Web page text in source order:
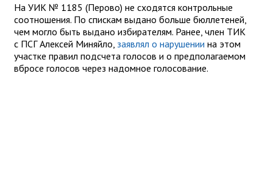
На УИК № 1185 (Перово) не сходятся контрольные
соотношения. По спискам выдано больше бюллетеней,
чем могло быть выдано избирателям. Ранее, член ТИК
с ПСГ Алексей Миняйло, заявлял о нарушении на этом
участке правил подсчета голосов и о предполагаемом
вбросе голосов через надомное голосование.